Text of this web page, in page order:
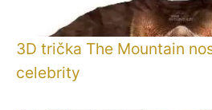
3D trička The Mountain
celebrity